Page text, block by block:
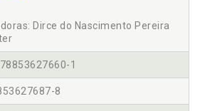
Dirce do Nascimento Pereira
1
8